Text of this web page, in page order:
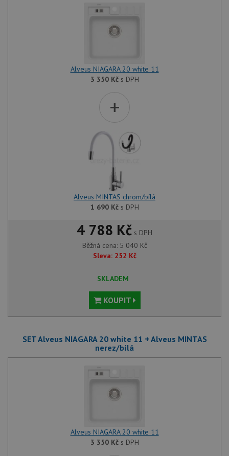
Alveus NIAGARA 20 white 11
3 350 Kčs DPH
+
Alveus MINTAS chrom/bílá
1 690 Kčs DPH
4 788 Kč s DPH
Běžná cena: 5 040 Kč
Sleva: 252 Kč
SKLADEM
KOUPIT
SET Alveus NIAGARA 20 white 11 + Alveus MINTAS
nerez/bílá
Alveus NIAGARA 20 white 11
3 350 Kčs DPH